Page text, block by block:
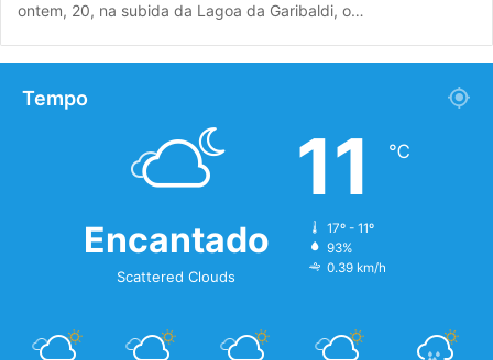
ontem, 20, na subida da Lagoa da Garibaldi, o…
Tempo
Encantado
Scattered Clouds
11 ℃
17º - 11º
93%
0.39 km/h